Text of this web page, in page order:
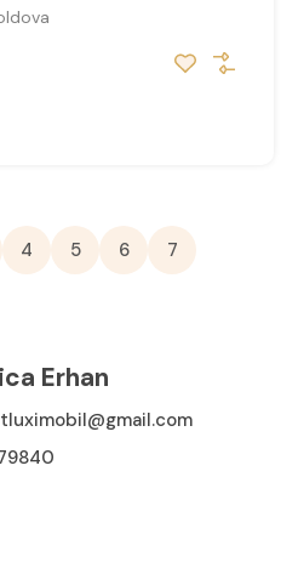
4 5 6 7
Erhan